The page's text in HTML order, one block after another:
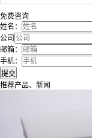
免费咨询
姓名：
公司
邮箱：
手机：
推荐产品、新闻